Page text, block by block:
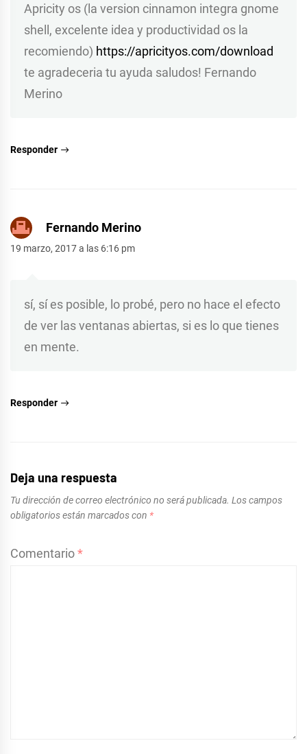
Apricity os (la version cinnamon integra gnome
shell, excelente idea y productividad os la
recomiendo) https://apricityos.com/download
te agradeceria tu ayuda saludos! Fernando
Merino
Responder
Fernando Merino
19 marzo, 2017 a las 6:16 pm
sí, sí es posible, lo probé, pero no hace el efecto
de ver las ventanas abiertas, si es lo que tienes
en mente.
Responder
Deja una respuesta
Tu dirección de correo electrónico no será publicada. Los campos
obligatorios están marcados con *
Comentario*